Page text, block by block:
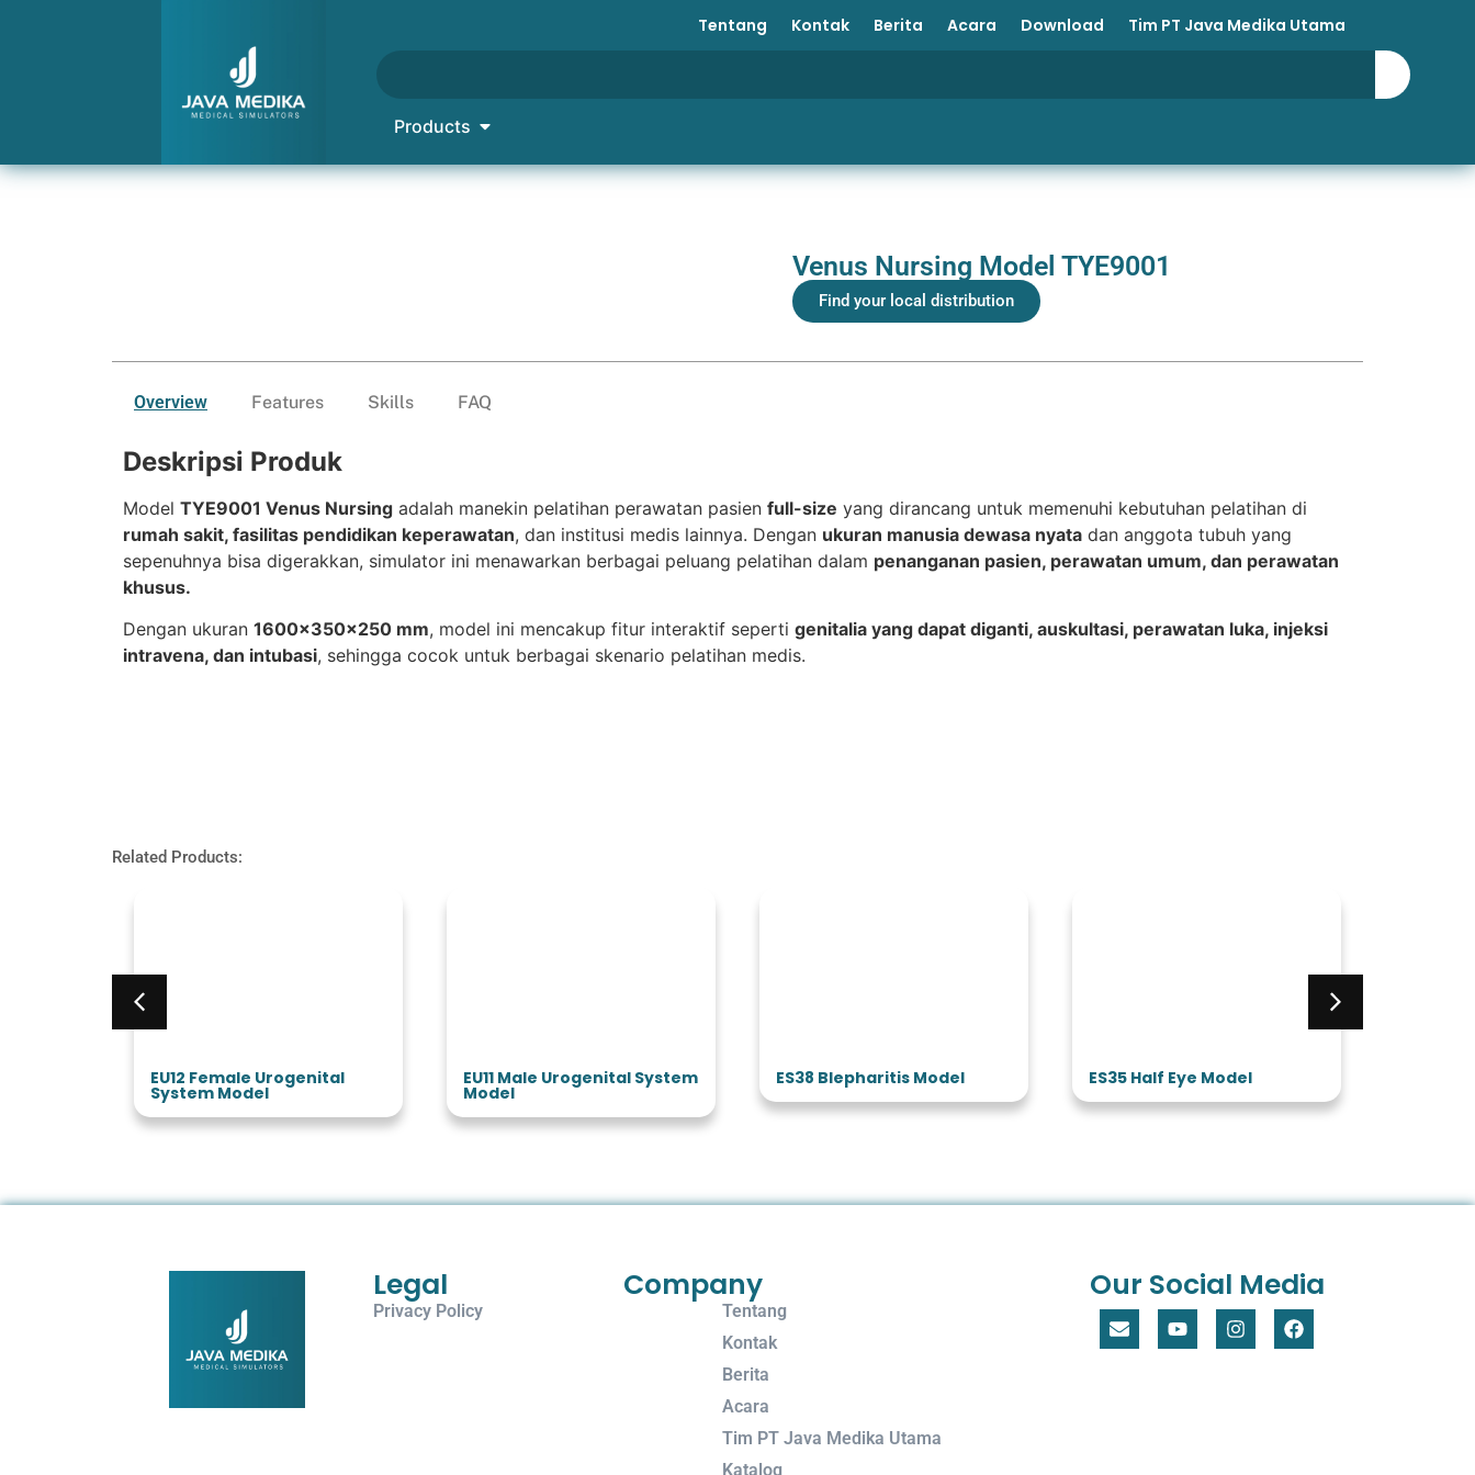
Tentang Kontak Berita Acara Download Tim PT Java Medika Utama
Products
Venus Nursing Model TYE9001
Find your local distribution
Overview Features Skills FAQ
Deskripsi Produk
Model TYE9001 Venus Nursing adalah manekin pelatihan perawatan pasien full-size yang dirancang untuk memenuhi kebutuhan pelatihan di
rumah sakit, fasilitas pendidikan keperawatan, dan institusi medis lainnya. Dengan ukuran manusia dewasa nyata dan anggota tubuh yang
sepenuhnya bisa digerakkan, simulator ini menawarkan berbagai peluang pelatihan dalam penanganan pasien, perawatan umum, dan perawatan
khusus.
Dengan ukuran 1600×350×250 mm, model ini mencakup fitur interaktif seperti genitalia yang dapat diganti, auskultasi, perawatan luka, injeksi
intravena, dan intubasi, sehingga cocok untuk berbagai skenario pelatihan medis.
Related Products:
EU12 Female Urogenital
System Model
EU11 Male Urogenital System
Model
ES38 Blepharitis Model ES35 Half Eye Model
Legal
Privacy Policy
Tentang
Kontak
Berita
Acara
Tim PT Java Medika Utama
Katalog
Company Our Social Media